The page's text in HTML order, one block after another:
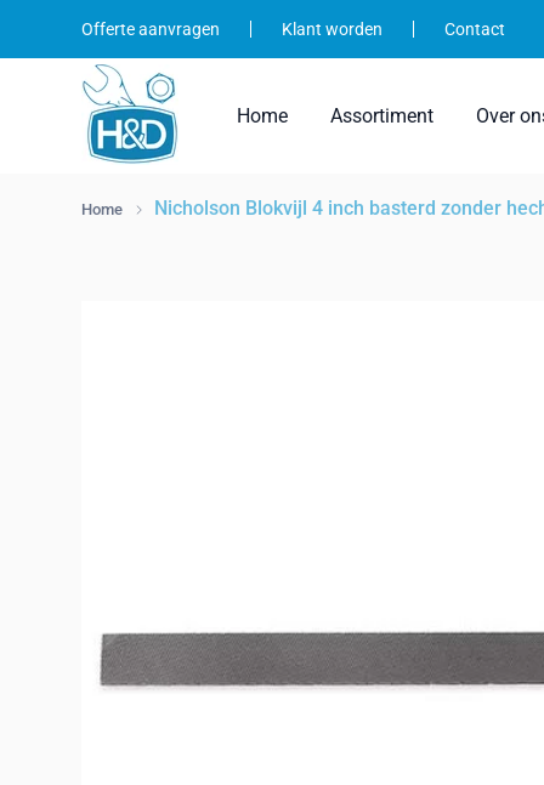
Offerte aanvragen Klant worden Contact
Home Assortiment Over
Home Nicholson Blokvijl 4 inch basterd zonder